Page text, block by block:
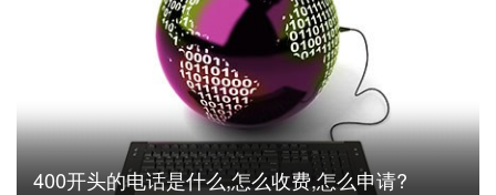
400开头的电话是什么,怎么收费,怎么申请?